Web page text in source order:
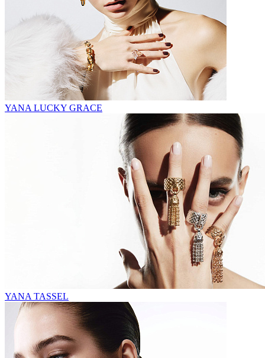
YANA LUCKY GRACE
YANA TASSEL